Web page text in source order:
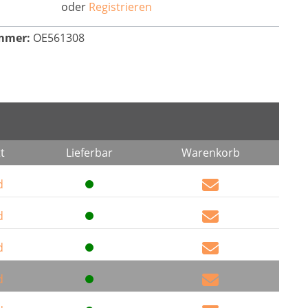
oder Registrieren
OE561308
Lieferbar Warenkorb